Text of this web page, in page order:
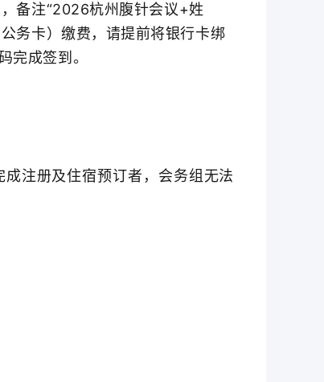
备注“2026杭州腹针会议+姓
务卡）缴费，请提前将银行卡绑
完成签到。
注册及住宿预订者，会务组无法